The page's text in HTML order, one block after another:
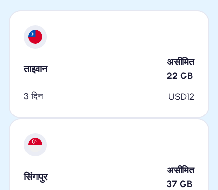
ताइवान
असीमित
22 GB
3 दिन
USD12
सिंगापुर
असीमित
37 GB